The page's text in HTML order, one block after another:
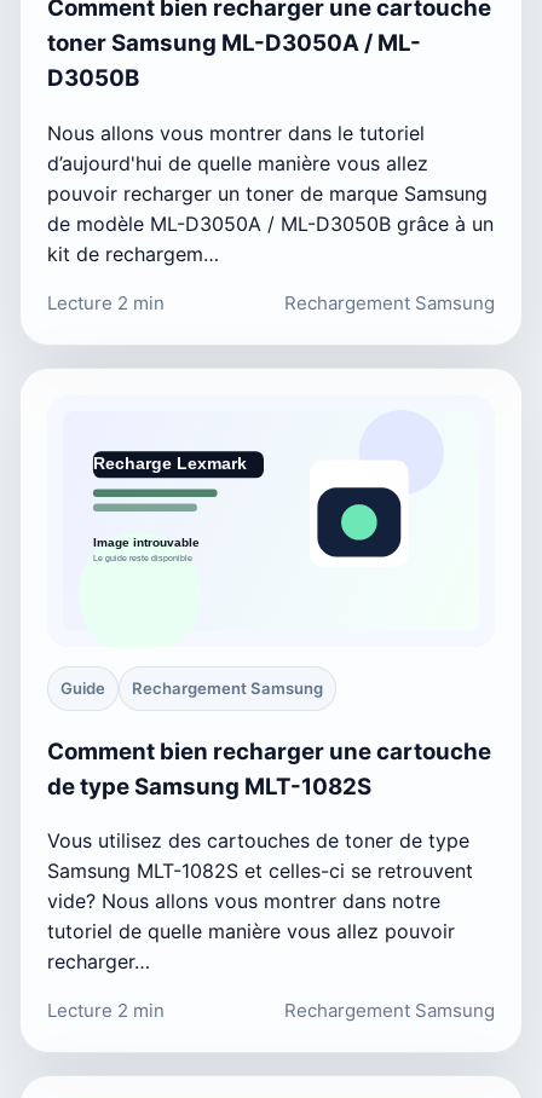
Comment bien recharger une cartouche
toner Samsung ML-D3050A / ML-
D3050B
Nous allons vous montrer dans le tutoriel
d’aujourd'hui de quelle manière vous allez
pouvoir recharger un toner de marque Samsung
de modèle ML-D3050A / ML-D3050B grâce à un
kit de rechargem…
Lecture 2 min Rechargement Samsung
Guide Rechargement Samsung
Comment bien recharger une cartouche
de type Samsung MLT-1082S
Vous utilisez des cartouches de toner de type
Samsung MLT-1082S et celles-ci se retrouvent
vide? Nous allons vous montrer dans notre
tutoriel de quelle manière vous allez pouvoir
recharger…
Lecture 2 min Rechargement Samsung